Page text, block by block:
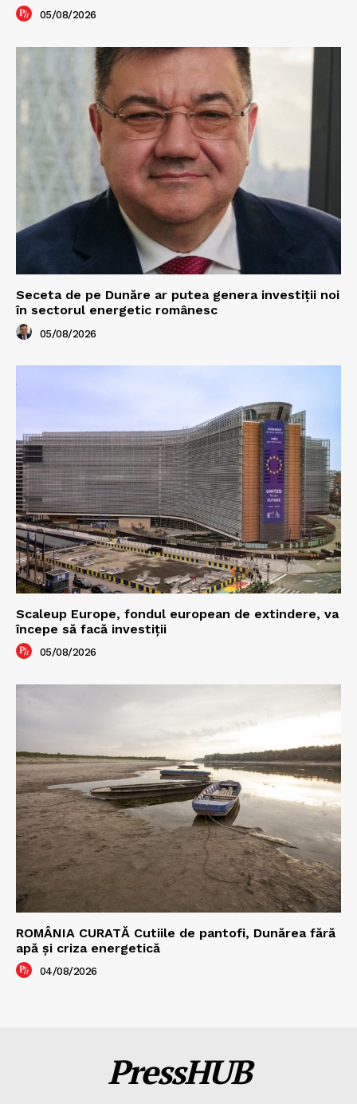
05/08/2026
Seceta de pe Dunăre ar putea genera investiții noi
în sectorul energetic românesc
05/08/2026
Scaleup Europe, fondul european de extindere, va
începe să facă investiții
05/08/2026
ROMÂNIA CURATĂ Cutiile de pantofi, Dunărea fără
apă și criza energetică
04/08/2026
PressHUB